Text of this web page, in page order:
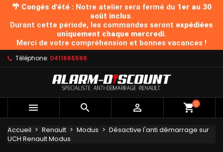
🌴 Congés d'été :Notre atelier sera fermé du 1er au 30
août inclus.
Durant cette période, les commandes seront expédiées
uniquement chaque mercredi.
Merci de votre compréhension et bonnes vacances !
Téléphone: 0411665566
   0
Accueil Renault Modus
Désactive l'anti démarrage sur
UCH Renault Modus